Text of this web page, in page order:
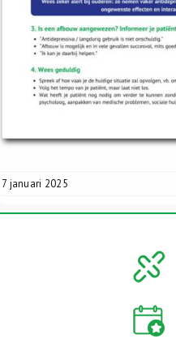
7 januari 2025